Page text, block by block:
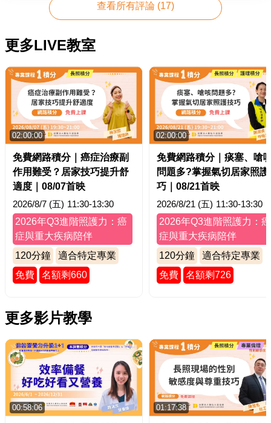
查看所有評論 (17)
更多LIVE教室
02:00:00
免費網路積分｜癌症治療副
作用難受？居家技巧提升舒
適度｜08/07首映
2026/8/7 (五) 11:30-13:30
2026年Q3進階照護力：癌
症與重大疾病陪伴
120分鐘
適合特定專業
免費
名額剩660
02:00:00
免費網路積分｜痰塞、嗆
問題多?掌握氣切居家照護
巧｜08/21首映
2026/8/21 (五) 11:30-13:30
2026年Q3進階照護力：癌
症與重大疾病陪伴
120分鐘
適合特定專業
免費
名額剩726
更多影片教學
00:58:06 01:17:38